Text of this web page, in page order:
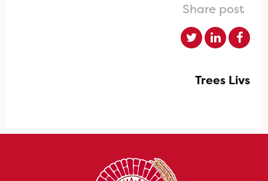
Share post
Trees Livs